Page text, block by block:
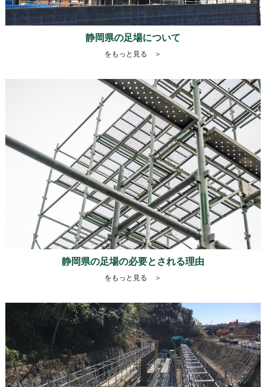
静岡県の足場について
をもっと見る ＞
静岡県の足場の必要とされる理由
をもっと見る ＞